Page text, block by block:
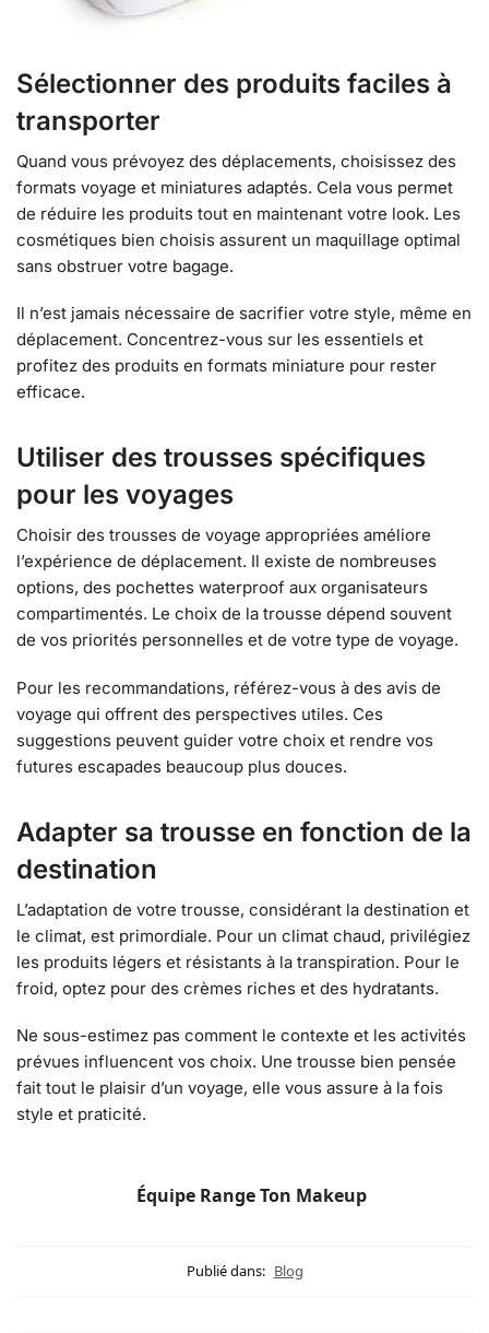
Sélectionner des produits faciles à
transporter
Quand vous prévoyez des déplacements, choisissez des
formats voyage et miniatures adaptés. Cela vous permet
de réduire les produits tout en maintenant votre look. Les
cosmétiques bien choisis assurent un maquillage optimal
sans obstruer votre bagage.
Il n’est jamais nécessaire de sacrifier votre style, même en
déplacement. Concentrez-vous sur les essentiels et
profitez des produits en formats miniature pour rester
efficace.
Utiliser des trousses spécifiques
pour les voyages
Choisir des trousses de voyage appropriées améliore
l’expérience de déplacement. Il existe de nombreuses
options, des pochettes waterproof aux organisateurs
compartimentés. Le choix de la trousse dépend souvent
de vos priorités personnelles et de votre type de voyage.
Pour les recommandations, référez-vous à des avis de
voyage qui offrent des perspectives utiles. Ces
suggestions peuvent guider votre choix et rendre vos
futures escapades beaucoup plus douces.
Adapter sa trousse en fonction de la
destination
L’adaptation de votre trousse, considérant la destination et
le climat, est primordiale. Pour un climat chaud, privilégiez
les produits légers et résistants à la transpiration. Pour le
froid, optez pour des crèmes riches et des hydratants.
Ne sous-estimez pas comment le contexte et les activités
prévues influencent vos choix. Une trousse bien pensée
fait tout le plaisir d’un voyage, elle vous assure à la fois
style et praticité.
Équipe Range Ton Makeup
Publié dans: Blog